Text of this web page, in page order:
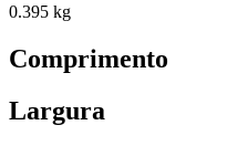
0.395 kg
Comprimento
Largura